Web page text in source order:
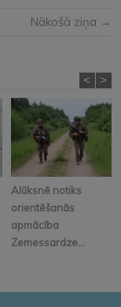
Nākošā ziņa →
Alūksnē notiks
orientēšanās
apmācība
Zemessardze...
< >